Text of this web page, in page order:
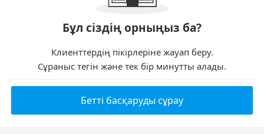
Бұл сіздің орныңыз ба?
Клиенттердің пікірлеріне жауап беру.
Сұраныс тегін және тек бір минутты алады.
Бетті басқаруды сұрау